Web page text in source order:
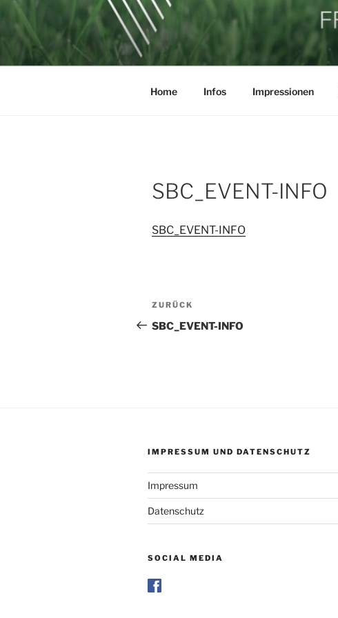
Zum
Inhalt
springen
Home Infos Impressionen
SBC_EVENT-INFO
SBC_EVENT-INFO
Beitragsnavigation
Vorheriger
Beitrag
ZURÜCK
SBC_EVENT-INFO
IMPRESSUM UND DATENSCHUTZ
Impressum
Datenschutz
SOCIAL MEDIA